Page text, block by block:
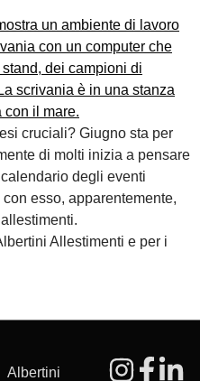
cruciali? Giugno sta per
di molti inizia a pensare
degli eventi
esso, apparentemente,
Allestimenti e per i
Albertini